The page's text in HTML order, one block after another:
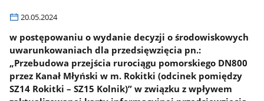
20.05.2024
w postępowaniu o wydanie decyzji o środowiskowych
uwarunkowaniach dla przedsięwzięcia pn.:
„Przebudowa przejścia rurociągu pomorskiego DN800
przez Kanał Młyński w m. Rokitki (odcinek pomiędzy
SZ14 Rokitki – SZ15 Kolnik)” w związku z wpływem